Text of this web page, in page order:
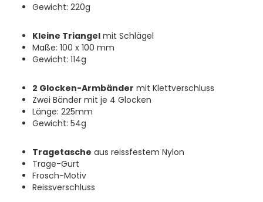
Gewicht: 220g
Kleine Triangel mit Schlägel
Maße: 100 x 100 mm
Gewicht: 114g
2 Glocken-Armbänder mit Klettverschluss
Zwei Bänder mit je 4 Glocken
Länge: 225mm
Gewicht: 54g
Tragetasche aus reissfestem Nylon
Trage-Gurt
Frosch-Motiv
Reissverschluss